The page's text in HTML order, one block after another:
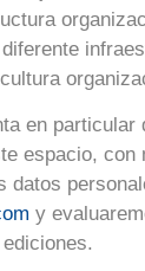
en particular
espacio, con
datos
y